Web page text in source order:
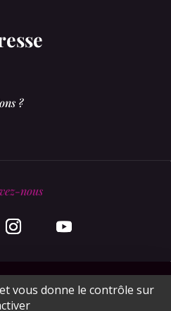
?
nous
2020
vous donne le contrôle sur